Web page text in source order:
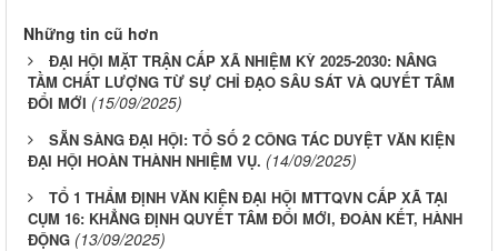
Những tin cũ hơn
ĐẠI HỘI MẶT TRẬN CẤP XÃ NHIỆM KỲ 2025-2030: NÂNG
TẦM CHẤT LƯỢNG TỪ SỰ CHỈ ĐẠO SÂU SÁT VÀ QUYẾT TÂM
ĐỔI MỚI (15/09/2025)
SẴN SÀNG ĐẠI HỘI: TỔ SỐ 2 CÔNG TÁC DUYỆT VĂN KIỆN
ĐẠI HỘI HOÀN THÀNH NHIỆM VỤ. (14/09/2025)
TỔ 1 THẨM ĐỊNH VĂN KIỆN ĐẠI HỘI MTTQVN CẤP XÃ TẠI
CỤM 16: KHẲNG ĐỊNH QUYẾT TÂM ĐỔI MỚI, ĐOÀN KẾT, HÀNH
ĐỘNG (13/09/2025)